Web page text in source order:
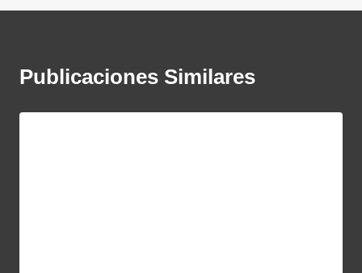
Publicaciones Similares